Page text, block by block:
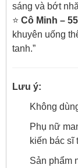
sáng và bớt
⭐ Cô Minh –
khuyên uống
tanh.”
Lưu ý:
Không
Phụ nữ
kiến bác sĩ
Sản phẩm